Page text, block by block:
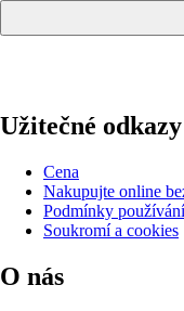
Užitečné odkazy
Cena
Nakupujte online
Podmínky používání
Soukromí a cookies
O nás